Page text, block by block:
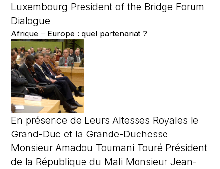
Luxembourg President of the Bridge Forum
Dialogue
Afrique – Europe : quel partenariat ?
En présence de Leurs Altesses Royales le
Grand-Duc et la Grande-Duchesse
Monsieur Amadou Toumani Touré Président
de la République du Mali Monsieur Jean-